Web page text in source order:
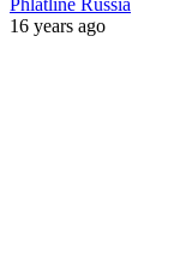
Phlatline Russia
16 years ago